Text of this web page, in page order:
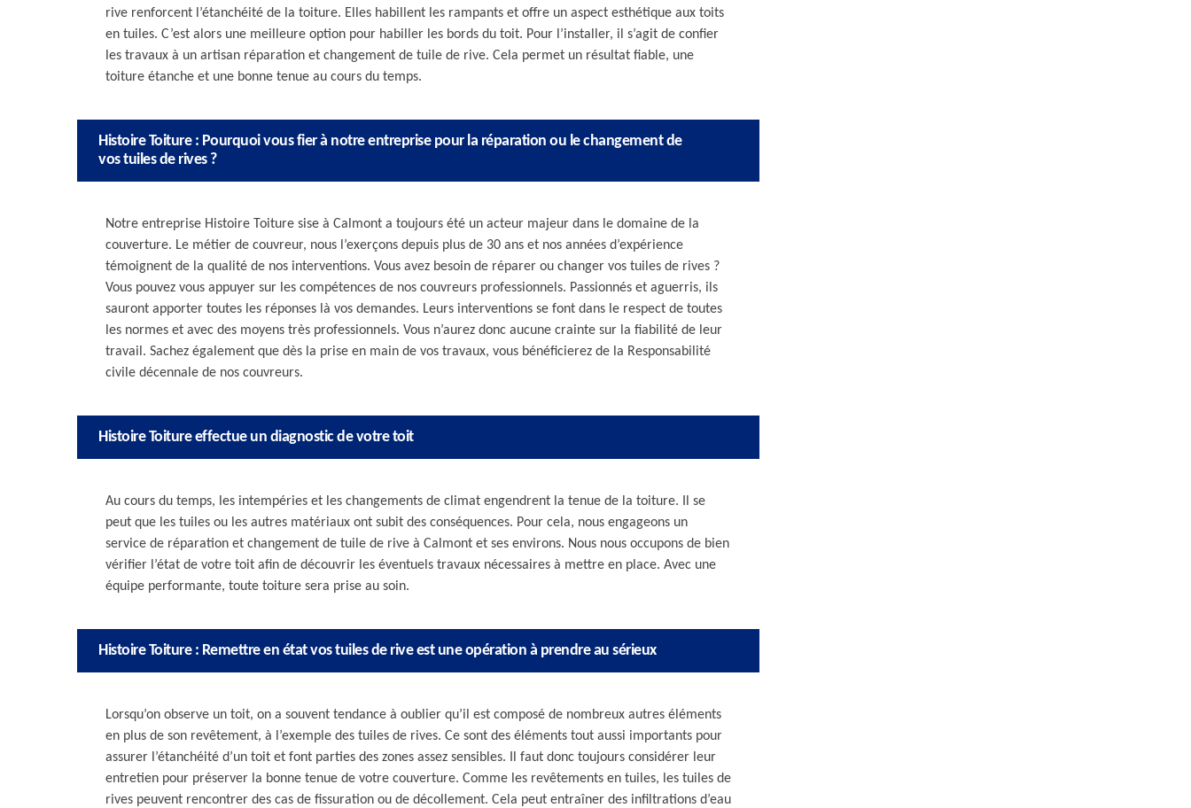
rive renforcent l’étanchéité de la toiture. Elles habillent les rampants et offre un aspect esthétique aux toits
en tuiles. C’est alors une meilleure option pour habiller les bords du toit. Pour l’installer, il s’agit de confier
les travaux à un artisan réparation et changement de tuile de rive. Cela permet un résultat fiable, une
toiture étanche et une bonne tenue au cours du temps.
Histoire Toiture : Pourquoi vous fier à notre entreprise pour la réparation ou le changement de
vos tuiles de rives ?
Notre entreprise Histoire Toiture sise à Calmont a toujours été un acteur majeur dans le domaine de la
couverture. Le métier de couvreur, nous l’exerçons depuis plus de 30 ans et nos années d’expérience
témoignent de la qualité de nos interventions. Vous avez besoin de réparer ou changer vos tuiles de rives ?
Vous pouvez vous appuyer sur les compétences de nos couvreurs professionnels. Passionnés et aguerris, ils
sauront apporter toutes les réponses là vos demandes. Leurs interventions se font dans le respect de toutes
les normes et avec des moyens très professionnels. Vous n’aurez donc aucune crainte sur la fiabilité de leur
travail. Sachez également que dès la prise en main de vos travaux, vous bénéficierez de la Responsabilité
civile décennale de nos couvreurs.
Histoire Toiture effectue un diagnostic de votre toit
Au cours du temps, les intempéries et les changements de climat engendrent la tenue de la toiture. Il se
peut que les tuiles ou les autres matériaux ont subit des conséquences. Pour cela, nous engageons un
service de réparation et changement de tuile de rive à Calmont et ses environs. Nous nous occupons de bien
vérifier l’état de votre toit afin de découvrir les éventuels travaux nécessaires à mettre en place. Avec une
équipe performante, toute toiture sera prise au soin.
Histoire Toiture : Remettre en état vos tuiles de rive est une opération à prendre au sérieux
Lorsqu’on observe un toit, on a souvent tendance à oublier qu’il est composé de nombreux autres éléments
en plus de son revêtement, à l’exemple des tuiles de rives. Ce sont des éléments tout aussi importants pour
assurer l’étanchéité d’un toit et font parties des zones assez sensibles. Il faut donc toujours considérer leur
entretien pour préserver la bonne tenue de votre couverture. Comme les revêtements en tuiles, les tuiles de
rives peuvent rencontrer des cas de fissuration ou de décollement. Cela peut entraîner des infiltrations d’eau